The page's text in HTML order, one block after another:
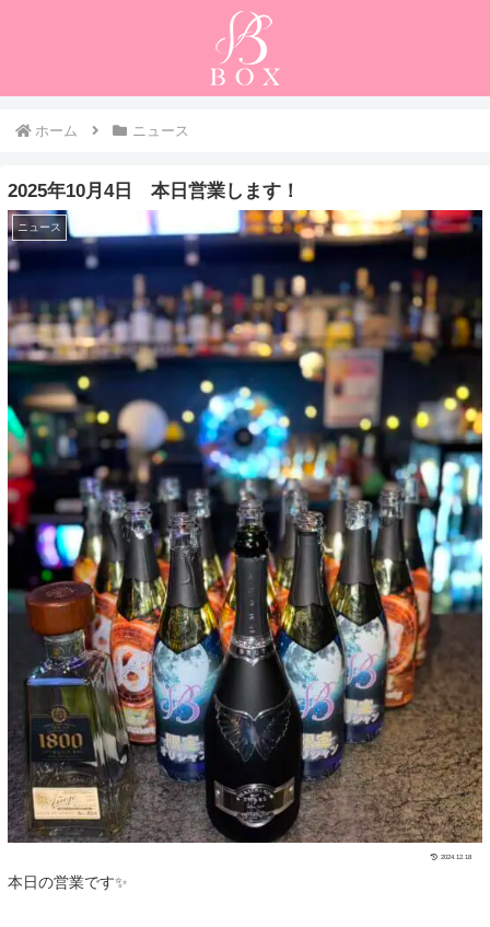
ホーム ニュース
2025年10月4日 本日営業します！
ニュース
2024.12.18
本日の営業です✨